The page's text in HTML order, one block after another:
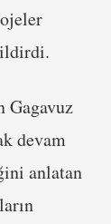
Gagavuz
devam
anlatan